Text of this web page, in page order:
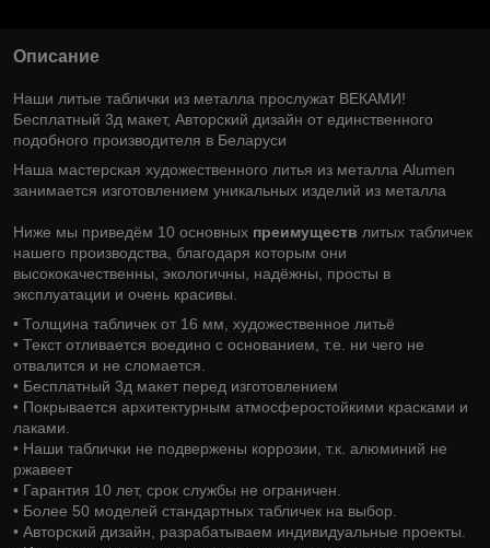
Описание
Наши литые таблички из металла прослужат ВЕКАМИ!
Бесплатный 3д макет, Авторский дизайн от единственного
подобного производителя в Беларуси
Наша мастерская художественного литья из металла Alumen
занимается изготовлением уникальных изделий из металла
Ниже мы приведём 10 основных преимуществ литых табличек
нашего производства, благодаря которым они
высококачественны, экологичны, надёжны, просты в
эксплуатации и очень красивы.
• Толщина табличек от 16 мм, художественное литьё
• Текст отливается воедино с основанием, т.е. ни чего не
отвалится и не сломается.
• Бесплатный 3д макет перед изготовлением
• Покрывается архитектурным атмосферостойкими красками и
лаками.
• Наши таблички не подвержены коррозии, т.к. алюминий не
ржавеет
• Гарантия 10 лет, срок службы не ограничен.
• Более 50 моделей стандартных табличек на выбор.
• Авторский дизайн, разрабатываем индивидуальные проекты.